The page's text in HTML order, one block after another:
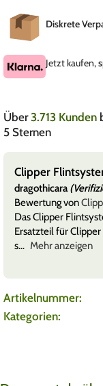
Diskrete
Jetzt kaufen,
Über3.713 Kunden
5 Sternen
Clipper
dragothicara
Bewertung von
Das Clipper
Ersatzteil für
s
Mehr anzeigen
Artikelnummer:
Kategorien: